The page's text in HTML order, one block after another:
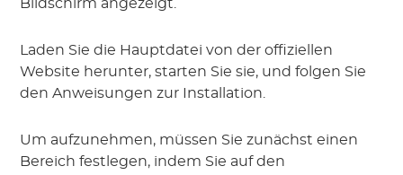
Bildschirm angezeigt.
Laden Sie die Hauptdatei von der offiziellen
Website herunter, starten Sie sie, und folgen Sie
den Anweisungen zur Installation.
Um aufzunehmen, müssen Sie zunächst einen
Bereich festlegen, indem Sie auf den